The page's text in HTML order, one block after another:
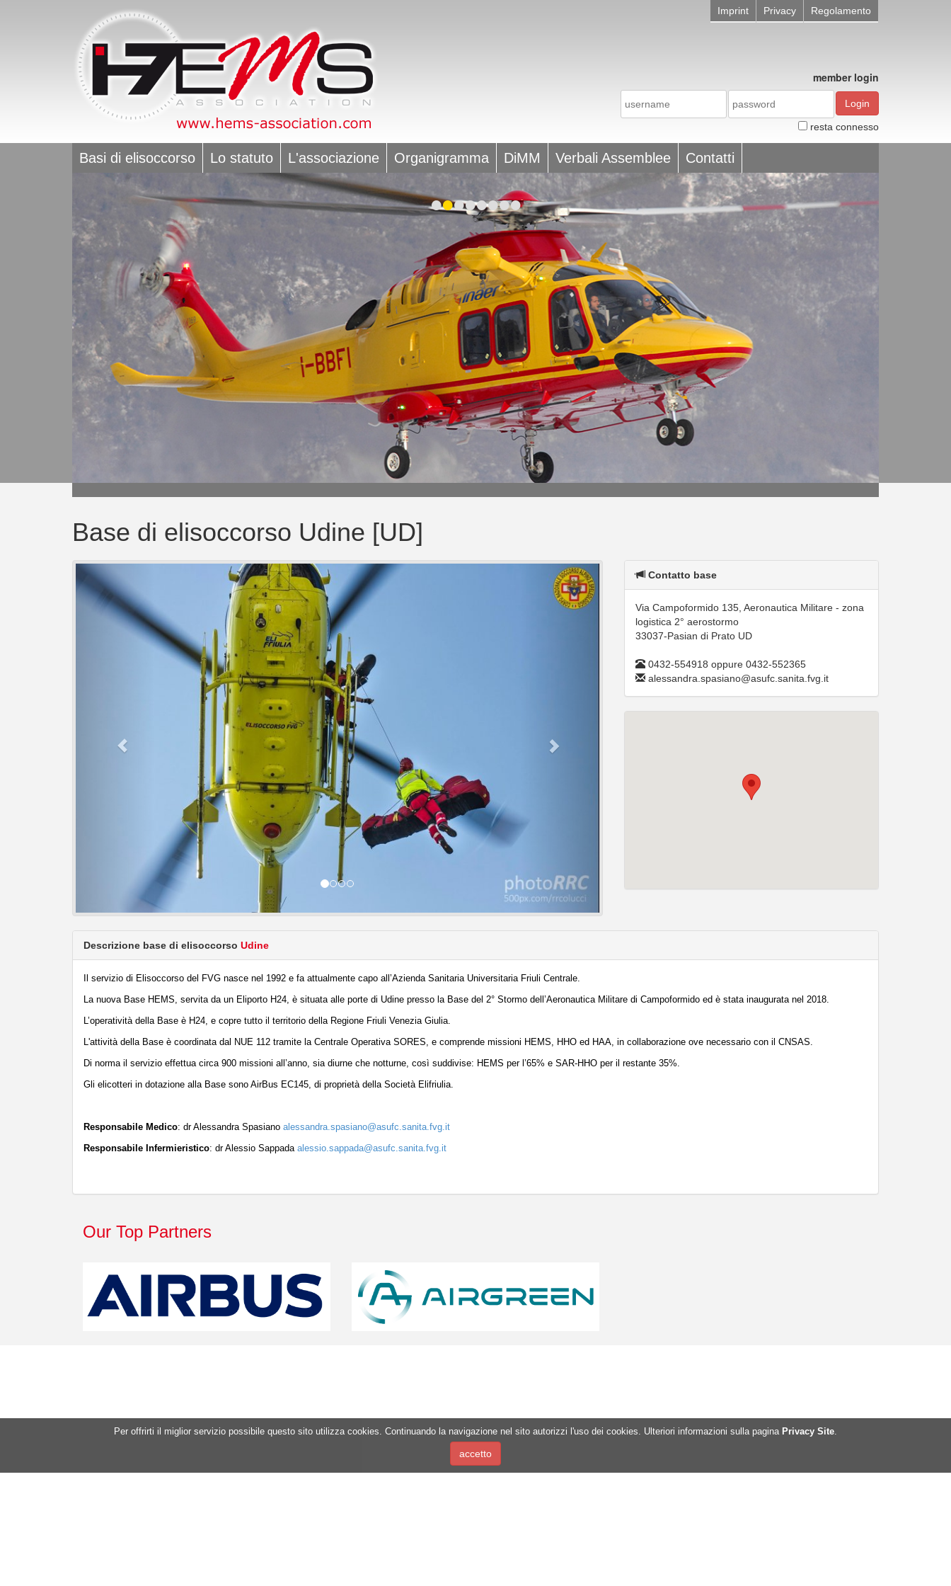
Imprint Privacy Regolamento
member login
Login
resta connesso
Basi di elisoccorso Lo statuto L'associazione Organigramma DiMM Verbali Assemblee Contatti
••••••••
Base di elisoccorso Udine [UD]
Contatto base
Via Campoformido 135, Aeronautica Militare - zona
logistica 2° aerostormo
33037-Pasian di Prato UD
0432-554918 oppure 0432-552365
alessandra.spasiano@asufc.sanita.fvg.it
Descrizione base di elisoccorso Udine
Il servizio di Elisoccorso del FVG nasce nel 1992 e fa attualmente capo all’Azienda Sanitaria Universitaria Friuli Centrale.
La nuova Base HEMS, servita da un Eliporto H24, è situata alle porte di Udine presso la Base del 2° Stormo dell’Aeronautica Militare di Campoformido ed è stata inaugurata nel 2018.
L’operatività della Base è H24, e copre tutto il territorio della Regione Friuli Venezia Giulia.
L'attività della Base è coordinata dal NUE 112 tramite la Centrale Operativa SORES, e comprende missioni HEMS, HHO ed HAA, in collaborazione ove necessario con il CNSAS.
Di norma il servizio effettua circa 900 missioni all’anno, sia diurne che notturne, così suddivise: HEMS per l’65% e SAR-HHO per il restante 35%.
Gli elicotteri in dotazione alla Base sono AirBus EC145, di proprietà della Società Elifriulia.
Responsabile Medico: dr Alessandra Spasiano alessandra.spasiano@asufc.sanita.fvg.it
Responsabile Infermieristico: dr Alessio Sappada alessio.sappada@asufc.sanita.fvg.it
Our Top Partners
Per offrirti il miglior servizio possibile questo sito utilizza cookies. Continuando la navigazione nel sito autorizzi l'uso dei cookies. Ulteriori informazioni sulla pagina Privacy Site.